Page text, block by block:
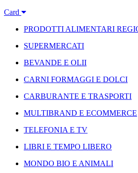
Card
PRODOTTI ALIMENTARI
SUPERMERCATI
BEVANDE E OLII
CARNI FORMAGGI E DOLCI
CARBURANTE E TRASPORTI
MULTIBRAND E ECOMMERCE
TELEFONIA E TV
LIBRI E TEMPO LIBERO
MONDO BIO E ANIMALI